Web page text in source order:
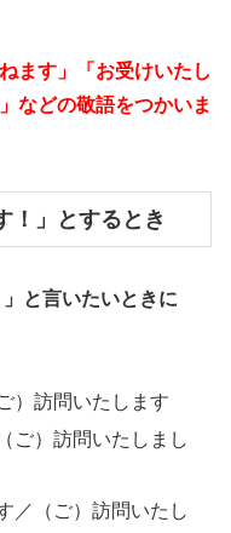
ます」「お受けいたし
などの敬語をつかいま
！」とするとき
と言いたいときに
）訪問いたします
ご）訪問いたしまし
／（ご）訪問いたし